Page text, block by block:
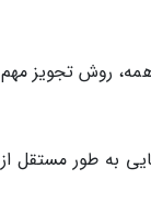
روش تجویز مهم
به طور مستقل از